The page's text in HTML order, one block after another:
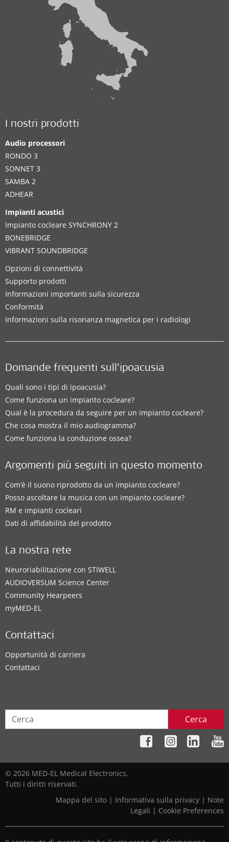
I nostri prodotti
Audio processori
RONDO 3
SONNET 3
SAMBA 2
ADHEAR
Impianti acustici
Impianto cocleare SYNCHRONY 2
BONEBRIDGE
VIBRANT SOUNDBRIDGE
Opzioni di connettività
Supporto prodotti
Informazioni importanti sulla sicurezza
Conformità
Informazioni sulla risonanza magnetica per i radiologi
Domande frequenti sull’ipoacusia
Quali sono i tipi di ipoacusia?
Come funziona un impianto cocleare?
Qual è la procedura da seguire per un impianto cocleare?
Che cosa mostra il mio audiogramma?
Come funziona la conduzione ossea?
Argomenti più seguiti in questo momento
Com’è il suono riprodotto da un impianto cocleare?
Posso ascoltare la musica con un impianto cocleare?
RM e impianti cocleari
Dati di affidabilità del prodotto
La nostra rete
Neuroriabilitazione con STIWELL
AUDIOVERSUM Science Center
Community Hearpeers
myMED‑EL
Contattaci
Opportunità di carriera
Contattaci
Cerca
© 2026 MED-EL Medical Electronics.
Tutti i diritti riservati.
Mappa del sito | Informativa sulla privacy | Note
Legali | Cookie Preferences